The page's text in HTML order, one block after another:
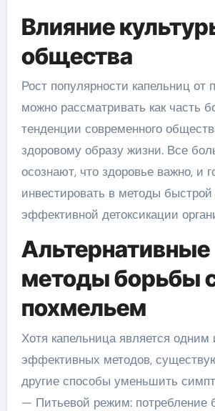
Влияние
общества
Рост популярности капельниц от
можно рассматривать как часть
тенденции современного
здоровому образу жизни. Все
осознают, что здоровье важно, и
инвестировать в методы быстрой
эффективной детоксикации
Альтернативные
методы борьбы
похмельем
Хотя капельница является
эффективных методов,
другие способы уменьшить
— Питьевой режим: потребление